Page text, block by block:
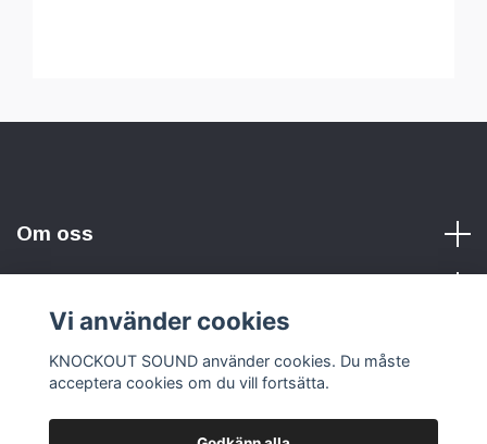
Om oss
Sociala medier
Vi använder cookies
KNOCKOUT SOUND använder cookies. Du måste
acceptera cookies om du vill fortsätta.